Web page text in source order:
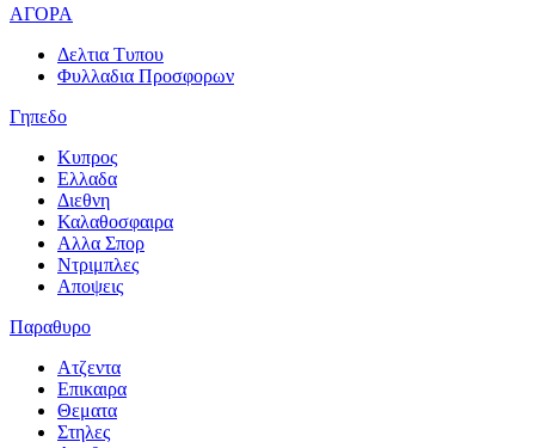
ΑΓΟΡΑ
Δελτια Τυπου
Φυλλαδια Προσφορων
Γηπεδο
Κυπρος
Ελλαδα
Διεθνη
Καλαθοσφαιρα
Αλλα Σπορ
Ντριμπλες
Αποψεις
Παραθυρο
Ατζεντα
Επικαιρα
Θεματα
Στηλες